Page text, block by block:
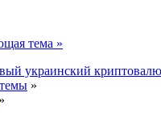
тема »
украинский
»
»